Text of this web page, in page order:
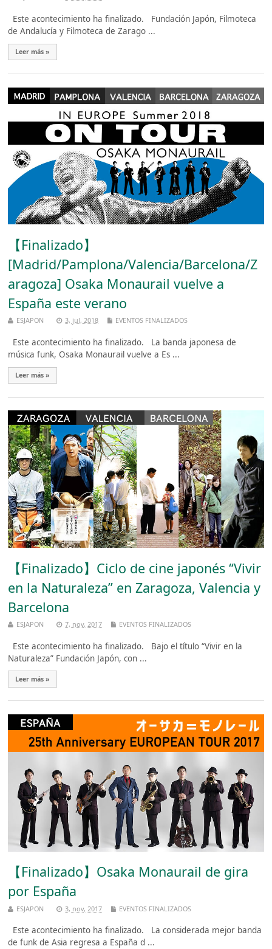
Este acontecimiento ha finalizado. Fundación Japón, Filmoteca
de Andalucía y Filmoteca de Zarago ...
Leer más »
【Finalizado】
[Madrid/Pamplona/Valencia/Barcelona/Z
aragoza] Osaka Monaurail vuelve a
España este verano
ESJAPON 3, jul, 2018 EVENTOS FINALIZADOS
Este acontecimiento ha finalizado. La banda japonesa de
música funk, Osaka Monaurail vuelve a Es ...
Leer más »
【Finalizado】Ciclo de cine japonés “Vivir
en la Naturaleza” en Zaragoza, Valencia y
Barcelona
ESJAPON 7, nov, 2017 EVENTOS FINALIZADOS
Este acontecimiento ha finalizado. Bajo el título “Vivir en la
Naturaleza” Fundación Japón, con ...
Leer más »
【Finalizado】Osaka Monaurail de gira
por España
ESJAPON 3, nov, 2017 EVENTOS FINALIZADOS
Este acontecimiento ha finalizado. La considerada mejor banda
de funk de Asia regresa a España d ...